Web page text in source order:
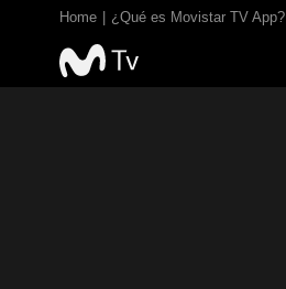
Home ¿Qué es Movistar TV App?